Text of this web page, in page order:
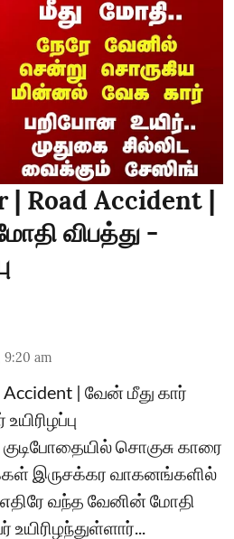
Road Accident |
விபத்து -
9:20 am
| வேன் மீது கார்
சொகுசு காரை
இருசக்கர வாகனங்களில்
வந்த வேனின் மோதி